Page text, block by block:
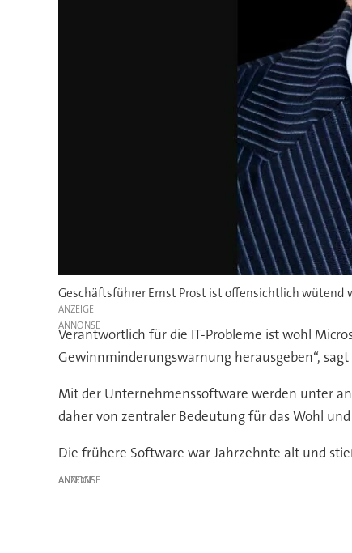
Geschäftsführer Ernst Prost ist offensichtlich wütend
ANZEIGE
Verantwortlich für die IT-Probleme ist wohl
Gewinnminderungswarnung herausgeben“,
Mit der Unternehmenssoftware werden unter
daher von zentraler Bedeutung für das Wohl
Die frühere Software war Jahrzehnte alt und
ANZEIGE